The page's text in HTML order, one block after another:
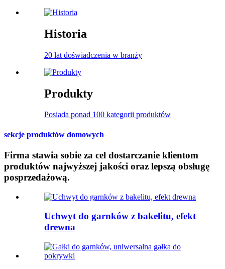
Historia
20 lat doświadczenia w branży
Produkty
Posiada ponad 100 kategorii produktów
sekcje produktów domowych
Firma stawia sobie za cel dostarczanie klientom
produktów najwyższej jakości oraz lepszą obsługę
posprzedażową.
Uchwyt do garnków z bakelitu, efekt
drewna